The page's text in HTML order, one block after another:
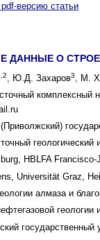
версию статьи
ДАННЫЕ О
, Ю.Д. Захаров3, М.
комплексный
(Приволжский)
HBLFA
Universität Graz,
алмаза и